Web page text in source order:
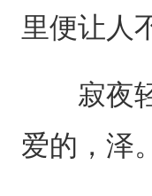
里便让人
寂夜轻
爱的，泽